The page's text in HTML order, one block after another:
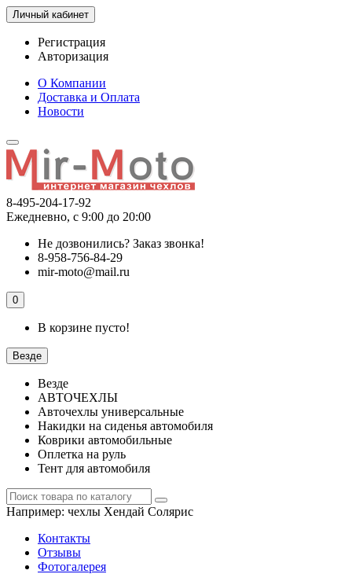
Личный кабинет
Регистрация
Авторизация
О Компании
Доставка и Оплата
Новости
8-495-204-17-92
Ежедневно, с 9:00 до 20:00
Не дозвонились? Заказ звонка!
8-958-756-84-29
mir-moto@mail.ru
0
В корзине пусто!
Везде
Везде
АВТОЧЕХЛЫ
Авточехлы универсальные
Накидки на сиденья автомобиля
Коврики автомобильные
Оплетка на руль
Тент для автомобиля
Например: чехлы Хендай Солярис
Контакты
Отзывы
Фотогалерея